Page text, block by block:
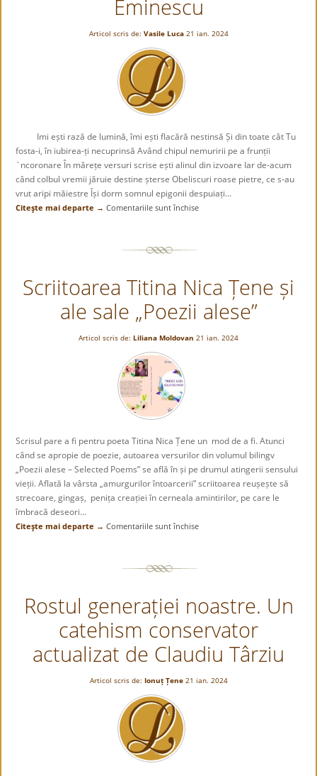
Eminescu
Articol scris de: Vasile Luca 21 ian. 2024
Imi ești rază de lumină, îmi ești flacără nestinsă Și din toate cât Tu
fosta-i, în iubirea-ți necuprinsă Având chipul nemuririi pe a frunții
`ncoronare În mărețe versuri scrise ești alinul din izvoare Iar de-acum
când colbul vremii jăruie destine șterse Obeliscuri roase pietre, ce s-au
vrut aripi măiestre Își dorm somnul epigonii despuiați...
Citeşte mai departe → Comentariile sunt închise
Scriitoarea Titina Nica Țene și
ale sale „Poezii alese”
Articol scris de: Liliana Moldovan 21 ian. 2024
Scrisul pare a fi pentru poeta Titina Nica Țene un mod de a fi. Atunci
când se apropie de poezie, autoarea versurilor din volumul bilingv
„Poezii alese – Selected Poems” se află în și pe drumul atingerii sensului
vieții. Aflată la vârsta „amurgurilor întoarcerii” scriitoarea reușește să
strecoare, gingaș, penița creației în cerneala amintirilor, pe care le
îmbracă deseori...
Citeşte mai departe → Comentariile sunt închise
ale
sale
„Poezii
alese”
Rostul generației noastre. Un
catehism conservator
actualizat de Claudiu Târziu
Articol scris de: Ionuț Țene 21 ian. 2024